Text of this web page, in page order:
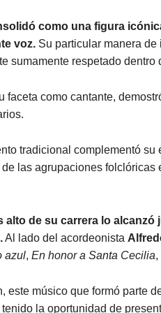
como una figura
voz.Su particular manera de
sumamente respetado dentro
faceta como cantante,
tradicional complementó
las agrupaciones
alto de su carrera lo alcanzó
Al lado del acordeonista
azul, En honor a Santa Cecilia,
este músico que formó parte
la oportunidad de